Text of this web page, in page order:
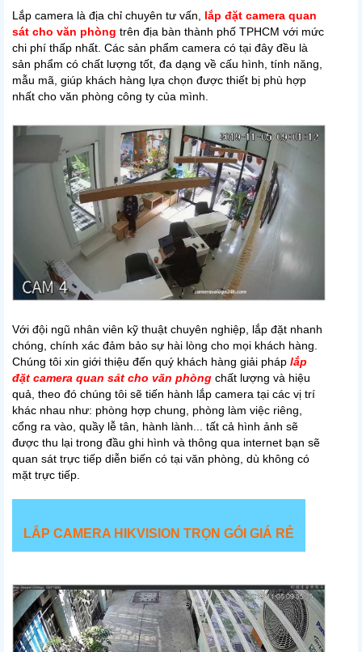
Lắp camera là địa chỉ chuyên tư vấn, lắp đặt camera quan
sát cho văn phòng trên địa bàn thành phố TPHCM với mức
chi phí thấp nhất. Các sản phẩm camera có tại đây đều là
sản phẩm có chất lượng tốt, đa dạng về cấu hình, tính năng,
mẫu mã, giúp khách hàng lựa chọn được thiết bị phù hợp
nhất cho văn phòng công ty của mình.
Với đội ngũ nhân viên kỹ thuật chuyên nghiệp, lắp đặt nhanh
chóng, chính xác đảm bảo sự hài lòng cho mọi khách hàng.
Chúng tôi xin giới thiệu đến quý khách hàng giải pháp lắp
đặt camera quan sát cho văn phòng chất lượng và hiệu
quả, theo đó chúng tôi sẽ tiến hành lắp camera tại các vị trí
khác nhau như: phòng hợp chung, phòng làm việc riêng,
cổng ra vào, quầy lễ tân, hành lành... tất cả hình ảnh sẽ
được thu lại trong đầu ghi hình và thông qua internet bạn sẽ
quan sát trực tiếp diễn biến có tại văn phòng, dù không có
mặt trực tiếp.
LẮP CAMERA HIKVISION TRỌN GÓI GIÁ RẺ